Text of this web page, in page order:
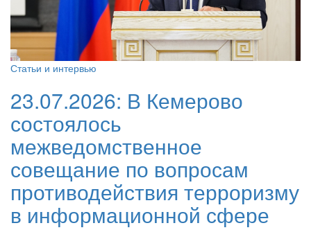
Статьи и интервью
23.07.2026: В Кемерово
состоялось
межведомственное
совещание по вопросам
противодействия терроризму
в информационной сфере